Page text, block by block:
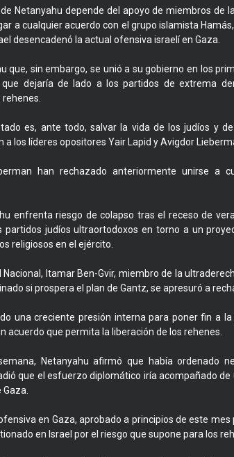
Netanyahu depende del apoyo de miembros de
a cualquier acuerdo con el grupo islamista
desencadenó la actual ofensiva israelí en Gaza.
que, sin embargo, se unió a su gobierno en los
dejaría de lado a los partidos de extrema
rehenes.
es, ante todo, salvar la vida de los judíos y
a los líderes opositores Yair Lapid y Avigdor
han rechazado anteriormente unirse a
enfrenta riesgo de colapso tras el receso de
partidos judíos ultraortodoxos en torno a un
religiosos en el ejército.
Itamar Ben-Gvir, miembro de la
si prospera el plan de Gantz, se apresuró a
una creciente presión interna para poner fin a
acuerdo que permita la liberación de los rehenes.
Netanyahu afirmó que había ordenado
que el esfuerzo diplomático iría acompañado
Gaza.
en Gaza, aprobado a principios de este
en Israel por el riesgo que supone para los